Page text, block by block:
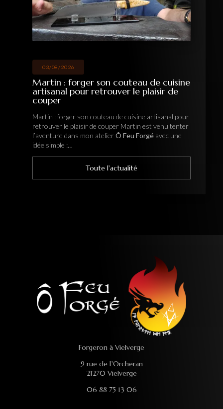
03/08/2026
Martin : forger son couteau de cuisine
artisanal pour retrouver le plaisir de
couper
Martin : forger son couteau de cuisine artisanal pour
retrouver le plaisir de couper Martin est venu tenter
l’aventure dans mon atelierÔ Feu Forgé avec une
idée simple :…
Toute l'actualité
Forgeron à Vielverge
9 rue de L'Orcheran
21270 Vielverge
06 88 75 13 06